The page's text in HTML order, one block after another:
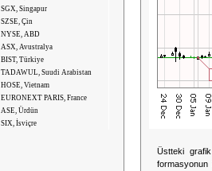
SGX, Singapur
SZSE, Çin
NYSE, ABD
ASX, Avustralya
BIST, Türkiye
TADAWUL, Suudi Arabistan
HOSE, Vietnam
EURONEXT PARIS, France
ASE, Ürdün
SIX, İsviçre
Üstteki
formasyonun